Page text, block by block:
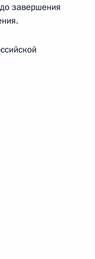
завершения